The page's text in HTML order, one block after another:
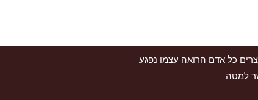
תמונות וסרטונים. אולם, בהתאם לסעיף 27א' לחוק זכויות היוצרים כל אדם הרואה עצמו נפגע
למטה